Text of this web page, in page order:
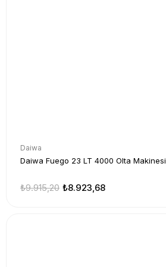
Daiwa
Daiwa Fuego 23 LT 4000 Olta Makinesi
₺8.923,68
₺9.915,20